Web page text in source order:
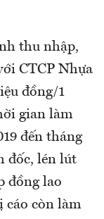
thu nhập,
CTCP Nhựa
đồng/1
gian làm
đến tháng
đốc, lén lút
đồng lao
cáo còn làm